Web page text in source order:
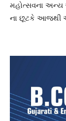
મહોત્સવના અન્ય
ના છૂટકે આજથી